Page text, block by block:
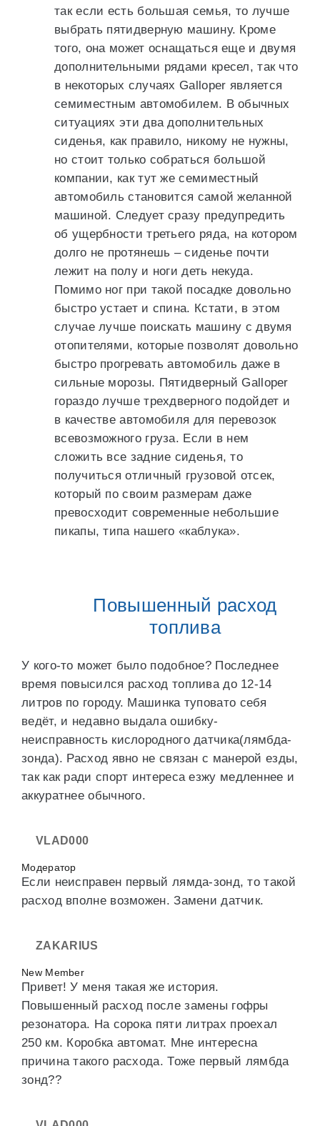
так если есть большая семья, то лучше
выбрать пятидверную машину. Кроме
того, она может оснащаться еще и двумя
дополнительными рядами кресел, так что
в некоторых случаях Galloper является
семиместным автомобилем. В обычных
ситуациях эти два дополнительных
сиденья, как правило, никому не нужны,
но стоит только собраться большой
компании, как тут же семиместный
автомобиль становится самой желанной
машиной. Следует сразу предупредить
об ущербности третьего ряда, на котором
долго не протянешь – сиденье почти
лежит на полу и ноги деть некуда.
Помимо ног при такой посадке довольно
быстро устает и спина. Кстати, в этом
случае лучше поискать машину с двумя
отопителями, которые позволят довольно
быстро прогревать автомобиль даже в
сильные морозы. Пятидверный Galloper
гораздо лучше трехдверного подойдет и
в качестве автомобиля для перевозок
всевозможного груза. Если в нем
сложить все задние сиденья, то
получиться отличный грузовой отсек,
который по своим размерам даже
превосходит современные небольшие
пикапы, типа нашего «каблука».
Повышенный расход
топлива
У кого-то может было подобное? Последнее
время повысился расход топлива до 12-14
литров по городу. Машинка туповато себя
ведёт, и недавно выдала ошибку-
неисправность кислородного датчика(лямбда-
зонда). Расход явно не связан с манерой езды,
так как ради спорт интереса езжу медленнее и
аккуратнее обычного.
VLAD000
Модератор
Если неисправен первый лямда-зонд, то такой
расход вполне возможен. Замени датчик.
ZAKARIUS
New Member
Привет! У меня такая же история.
Повышенный расход после замены гофры
резонатора. На сорока пяти литрах проехал
250 км. Коробка автомат. Мне интересна
причина такого расхода. Тоже первый лямбда
зонд??